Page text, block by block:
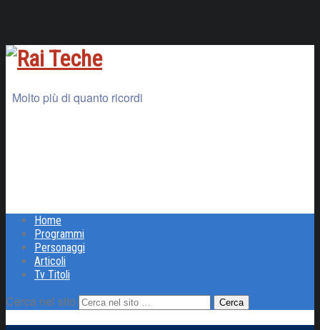
Molto più di quanto ricordi
Home
Programmi
Personaggi
Articoli
Tv Titoli
Cerca nel sito